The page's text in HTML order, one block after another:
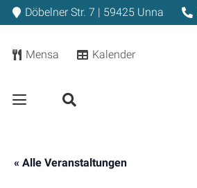
Döbelner Str. 7 | 59425 Unna
Mensa Kalender
« Alle Veranstaltungen